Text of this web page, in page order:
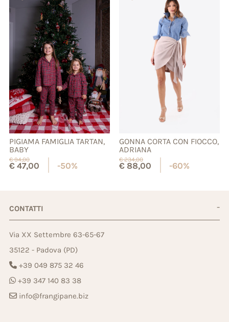
PIGIAMA FAMIGLIA TARTAN,
BABY
€94,00
€47,00 -50%
GONNA CORTA CON FIOCCO,
ADRIANA
€234,00
€88,00 -60%
CONTATTI
Via XX Settembre 63-65-67
35122 - Padova (PD)
+39 049 875 32 46
+39 347 140 83 38
info@frangipane.biz